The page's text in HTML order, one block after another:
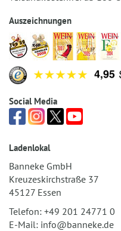
Auszeichnungen
Social Media
Ladenlokal
Banneke GmbH
Kreuzeskirchstraße 37
45127 Essen
Telefon: +49 201 24771 0
E-Mail: info@banneke.de